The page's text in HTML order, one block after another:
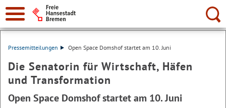
Suche:
Pressemitteilungen Open Space Domshof startet am 10. Juni
Die Senatorin für Wirtschaft, Häfen
und Transformation
Open Space Domshof startet am 10. Juni